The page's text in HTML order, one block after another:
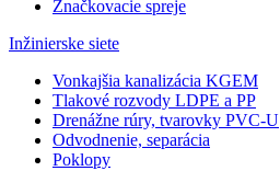
Značkovacie spreje
Inžinierske siete
Vonkajšia kanalizácia KGEM
Tlakové rozvody LDPE a PP
Drenážne rúry, tvarovky PVC-U
Odvodnenie, separácia
Poklopy